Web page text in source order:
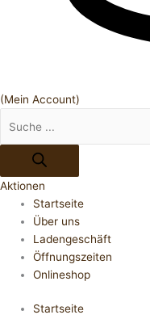
(Mein Account)
Aktionen
Startseite
Über uns
Ladengeschäft
Öffnungszeiten
Onlineshop
Startseite